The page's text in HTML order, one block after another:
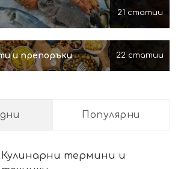
21 статии
и препоръки 22 статии
Популярни
Кулинарни термини и